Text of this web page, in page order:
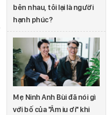
bên nhau, tôi lại là người
hạnh phúc?
Mẹ Ninh Anh Bùi đã nói gì
với bố của "Âm iu ơi" khi